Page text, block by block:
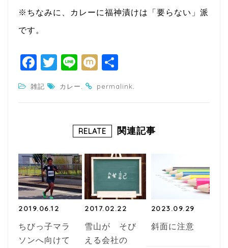
※ちなみに、カレーに福神漬けは「要らない」派
です。
F
a
c
o
k
T
itt
Li
n
e
M
有
雑記 カレー. permalink.
RELATE 関連記事
2019.06.12
ちびっ子マラ
ソンへ向けて
2017.02.22
雪山が そび
える会社の
2023.09.29
斜面に注意